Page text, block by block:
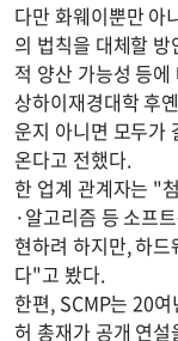
다만 화웨이뿐만 아
의 법칙을 대체할
적 양산 가능성 등
상하이재경대학 후
운지 아니면 모두가
온다고 전했다.
한 업계 관계자는 "
·알고리즘 등 소프
현하려 하지만, 하
다"고 봤다.
한편, SCMP는 20
허 총재가 공개 연